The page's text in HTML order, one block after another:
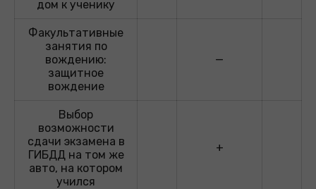
дом к ученику
Факультативные
занятия по
вождению:
защитное
вождение
—
Выбор
возможности
сдачи экзамена в
ГИБДД на том же
авто, на котором
учился
+